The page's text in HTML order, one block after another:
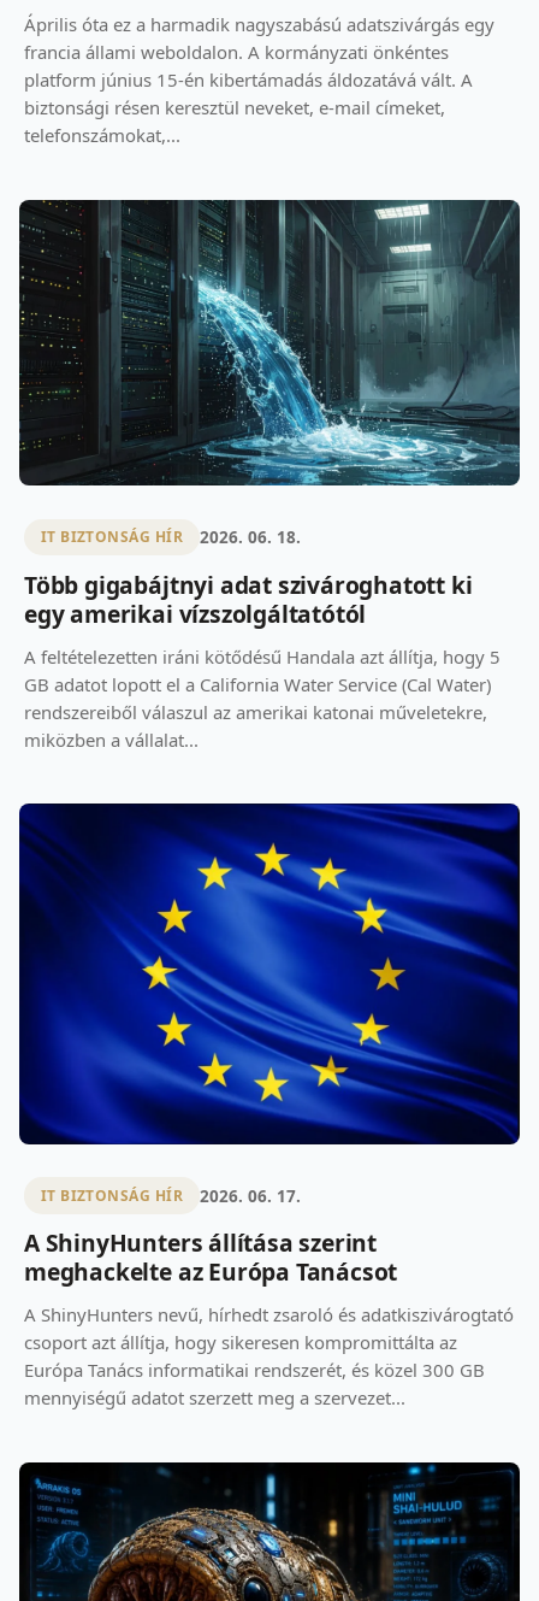
Április óta ez a harmadik nagyszabású adatszivárgás egy
francia állami weboldalon. A kormányzati önkéntes
platform június 15-én kibertámadás áldozatává vált. A
biztonsági résen keresztül neveket, e-mail címeket,
telefonszámokat,...
IT BIZTONSÁG HÍR 2026. 06. 18.
Több gigabájtnyi adat szivároghatott ki
egy amerikai vízszolgáltatótól
A feltételezetten iráni kötődésű Handala azt állítja, hogy 5
GB adatot lopott el a California Water Service (Cal Water)
rendszereiből válaszul az amerikai katonai műveletekre,
miközben a vállalat...
IT BIZTONSÁG HÍR 2026. 06. 17.
A ShinyHunters állítása szerint
meghackelte az Európa Tanácsot
A ShinyHunters nevű, hírhedt zsaroló és adatkiszivárogtató
csoport azt állítja, hogy sikeresen kompromittálta az
Európa Tanács informatikai rendszerét, és közel 300 GB
mennyiségű adatot szerzett meg a szervezet...